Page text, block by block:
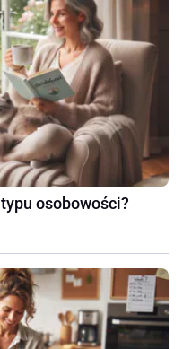
osobowości?